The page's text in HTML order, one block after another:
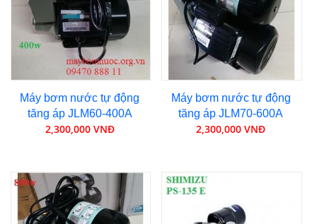
Máy bơm nước tự động
tăng áp JLM60-400A
2,300,000 VNĐ
Máy bơm nước tự động
tăng áp JLM70-600A
2,300,000 VNĐ